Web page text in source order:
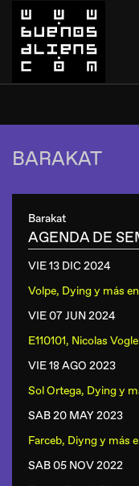
BARAKAT
Barakat
AGENDA DE
VIE 13 DIC 2024
Volpe, Dying y más en
VIE 07 JUN2024
E110101, Nicolas
VIE 18 AGO 2023
Sol Ortega, Dying y
SAB 20 MAY2023
Farceb, Diyng y más
SAB 05 NOV2022